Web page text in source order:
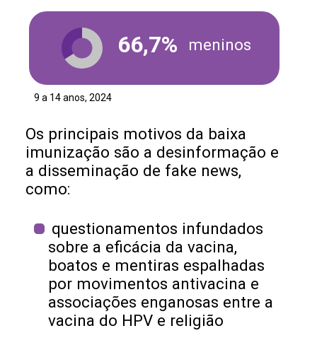
66,7% meninos
9 a 14 anos, 2024
Os principais motivos da baixa
imunização são a desinformação e
a disseminação de fake news,
como:
questionamentos infundados
sobre a eficácia da vacina,
boatos e mentiras espalhadas
por movimentos antivacina e
associações enganosas entre a
vacina do HPV e religião